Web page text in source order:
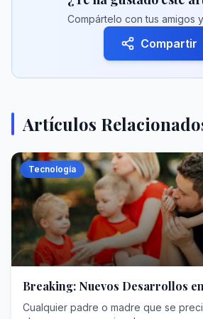
Compártelo con tus amigos
Compartir
Artículos
Tecnología
Breaking: Nuevos Desarrollos
Cualquier padre o madre que se